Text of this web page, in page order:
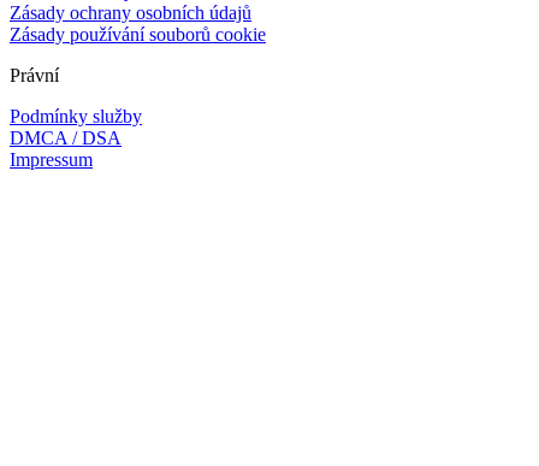
Zásady ochrany osobních údajů
Zásady používání souborů cookie
Právní
Podmínky služby
DMCA / DSA
Impressum